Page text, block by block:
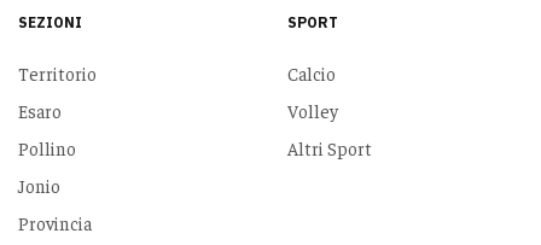
SEZIONI
Territorio
Esaro
Pollino
Jonio
Provincia
SPORT
Calcio
Volley
Altri Sport